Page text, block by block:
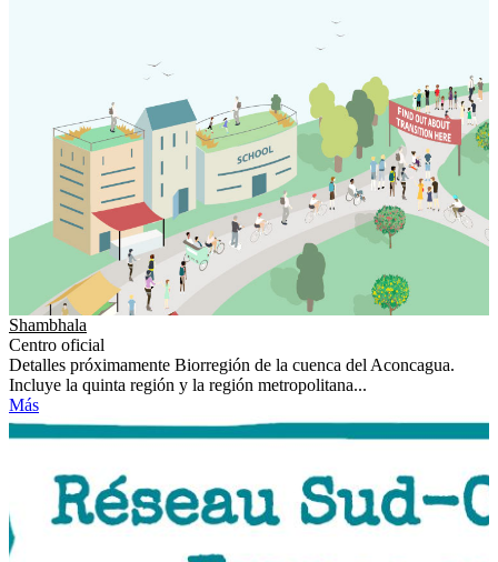
Shambhala
Centro oficial
Detalles próximamente Biorregión de la cuenca del Aconcagua.
Incluye la quinta región y la región metropolitana...
Más